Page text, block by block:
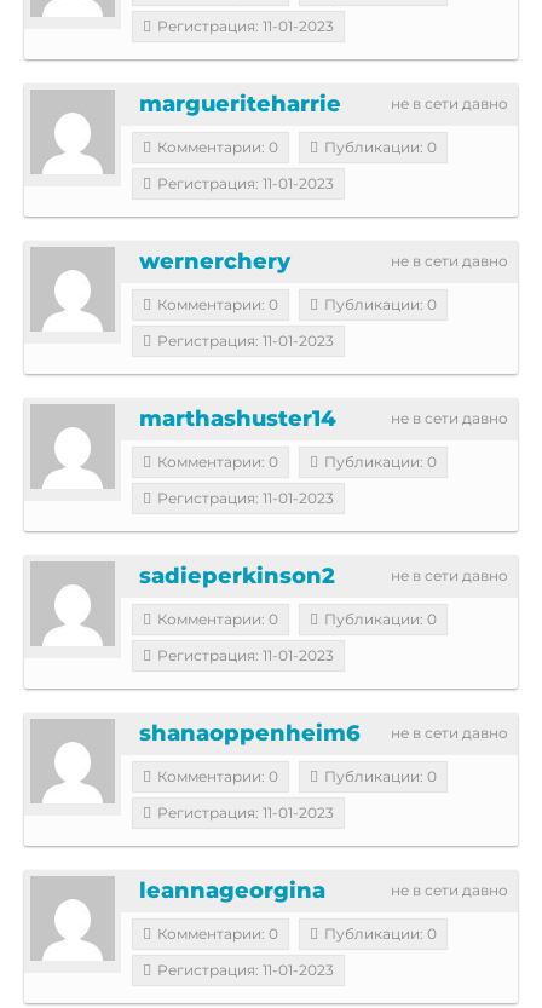
Регистрация: 11-01-2023
не в сети давно
margueriteharrie
Комментарии: 0
Публикации: 0
Регистрация: 11-01-2023
не в сети давно
wernerchery
Комментарии: 0
Публикации: 0
Регистрация: 11-01-2023
не в сети давно
marthashuster14
Комментарии: 0
Публикации: 0
Регистрация: 11-01-2023
не в сети давно
sadieperkinson2
Комментарии: 0
Публикации: 0
Регистрация: 11-01-2023
не в сети давно
shanaoppenheim6
Комментарии: 0
Публикации: 0
Регистрация: 11-01-2023
не в сети давно
leannageorgina
Комментарии: 0
Публикации: 0
Регистрация: 11-01-2023